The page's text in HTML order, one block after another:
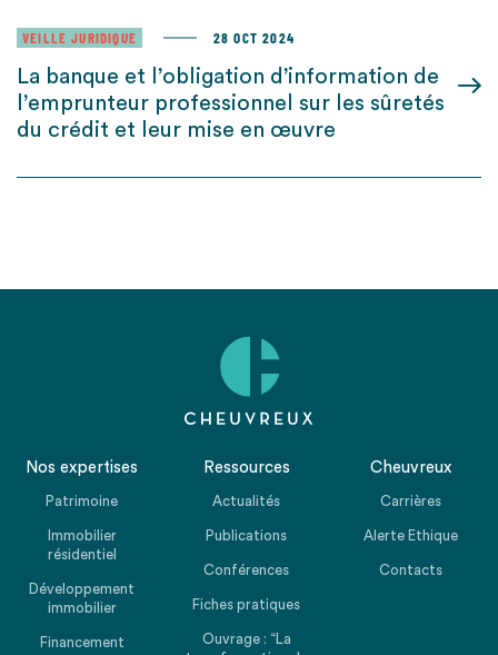
VEILLE JURIDIQUE 28 OCT 2024
La banque et l’obligation d’information de
l’emprunteur professionnel sur les sûretés
du crédit et leur mise en œuvre
Nos expertises
Patrimoine
Immobilier
résidentiel
Développement
immobilier
Financement
Ressources
Actualités
Publications
Conférences
Fiches pratiques
Ouvrage : “La
Cheuvreux
Carrières
Alerte Ethique
Contacts